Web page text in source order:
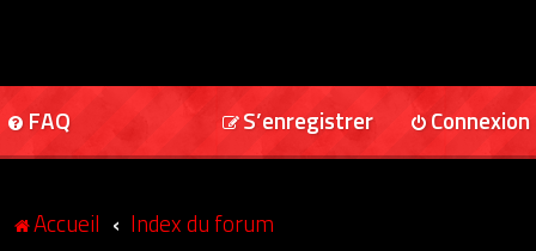
FAQ Connexion
S’enregistrer
Accueil Index du forum